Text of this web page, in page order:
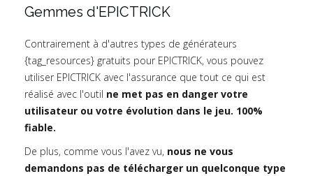
Gemmes d'EPICTRICK
Contrairement à d'autres types de générateurs
{tag_resources} gratuits pour EPICTRICK, vous pouvez
utiliser EPICTRICK avec l'assurance que tout ce qui est
réalisé avec l'outil ne met pas en danger votre
utilisateur ou votre évolution dans le jeu. 100%
fiable.
De plus, comme vous l'avez vu, nous ne vous
demandons pas de télécharger un quelconque type